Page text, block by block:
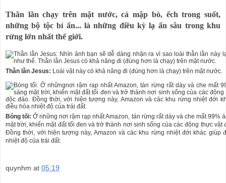
Thằn lằn chạy trên mặt nước, cá mập bò, ếch trong suốt,
những bộ tộc bí ẩn... là những điều kỳ lạ ẩn sâu trong khu
rừng lớn nhất thế giới.
Thằn lằn Jesus: Loài vật này có khả năng đi (đúng hơn là chạy) trên mặt nước.
Bóng tối: Ở những nơi rậm rạp nhất Amazon, tán rừng rất dày và che mất 99%
mặt trời, khiến mặt đất tối đen và trở thành nơi sinh sống của các động thực vật
Đồng thời, với hiện tượng này, Amazon và các khu rừng nhiệt đới khác giúp
nhiệt độ của trái đất.
quynhm at 05:19